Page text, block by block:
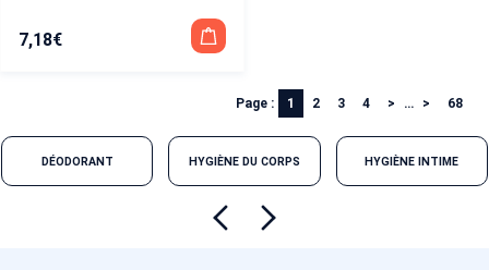
7,18€
Page : 1 2 3 4 … 68
DÉODORANT HYGIÈNE DU CORPS HYGIÈNE INTIME